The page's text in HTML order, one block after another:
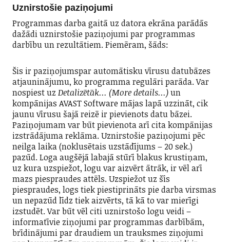
Uznirstošie paziņojumi
Programmas darba gaitā uz datora ekrāna parādās
dažādi uznirstošie paziņojumi par programmas
darbību un rezultātiem. Piemēram, šāds:
Šis ir paziņojumspar automātisku vīrusu datubāzes
atjauninājumu, ko programma regulāri parāda. Var
nospiest uz Detalizētāk... (More details...)un
kompānijas AVAST Software mājas lapā uzzināt, cik
jaunu vīrusu šajā reizē ir pievienots datu bāzei.
Paziņojumam var būt pievienota arī cita kompānijas
izstrādājuma reklāma. Uznirstošie paziņojumi pēc
neilga laika (noklusētais uzstādījums – 20 sek.)
pazūd. Loga augšējā labajā stūrī blakus krustiņam,
uz kura uzspiežot, logu var aizvērt ātrāk, ir vēl arī
mazs piespraudes attēls. Uzspiežot uz šīs
piespraudes, logs tiek piestiprināts pie darba virsmas
un nepazūd līdz tiek aizvērts, tā kā to var mierīgi
izstudēt. Var būt vēl citi uznirstošo logu veidi –
informatīvie ziņojumi par programmas darbībām,
brīdinājumi par draudiem un trauksmes ziņojumi